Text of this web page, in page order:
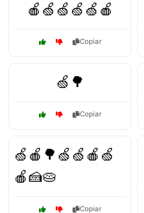
🍎🍏🍏🍏🍏🍎
Copiar
🍏🌳
Copiar
🍏🍎🌳🍏🍏🍎🍏
🍎🍰🥧
Copiar